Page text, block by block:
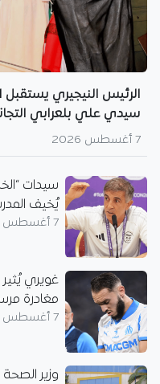
الرئيس النيجيري يستقبل
سيدي علي بلعرابي
7 أغسطس 2026
سيدات
يُخيف
7 أغسطس 2026
غويري
مغادرة
7 أغسطس 2026
وزير